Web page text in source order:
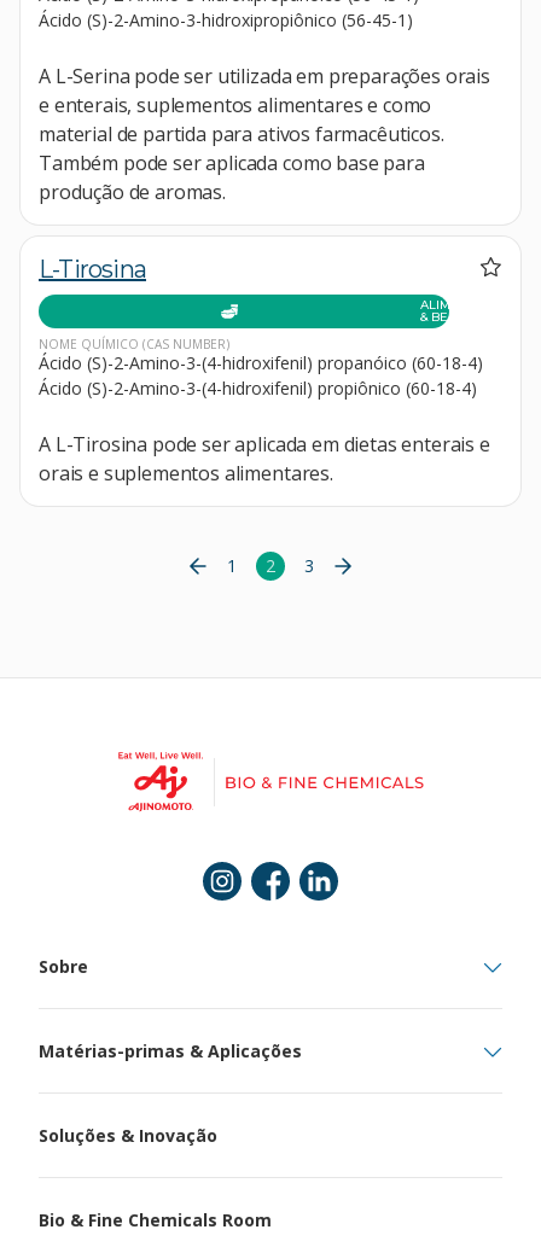
Ácido (S)-2-Amino-3-hidroxipropiônico (56-45-1)
A L-Serina pode ser utilizada em preparações orais
e enterais, suplementos alimentares e como
material de partida para ativos farmacêuticos.
Também pode ser aplicada como base para
produção de aromas.
L-Tirosina
ALIMENTOS
& BEBIDAS
NOME QUÍMICO (CAS NUMBER)
Ácido (S)-2-Amino-3-(4-hidroxifenil) propanóico (60-18-4)
Ácido (S)-2-Amino-3-(4-hidroxifenil) propiônico (60-18-4)
A L-Tirosina pode ser aplicada em dietas enterais e
orais e suplementos alimentares.
1 2 3
InstagramFacebook
Linkedin
Sobre
Matérias-primas & Aplicações
Soluções & Inovação
Bio & Fine Chemicals Room